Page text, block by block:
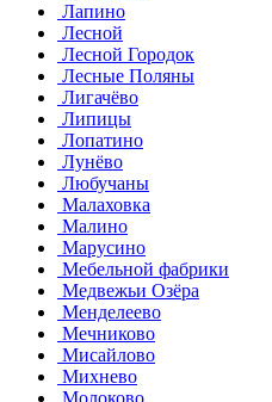
Лапино
Лесной
Лесной Городок
Лесные Поляны
Лигачёво
Липицы
Лопатино
Лунёво
Любучаны
Малаховка
Малино
Марусино
Мебельной фабрики
Медвежьи Озёра
Менделеево
Мечниково
Мисайлово
Михнево
Молоково